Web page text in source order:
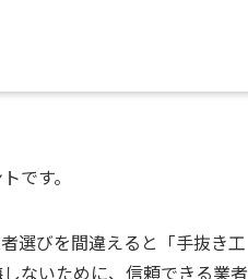
です。
選びを間違えると「手抜き工
ないために、信頼できる業者